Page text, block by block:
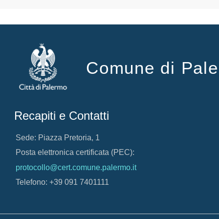
Comune di
Recapiti e Contatti
Sede: Piazza Pretoria, 1
Posta elettronica certificata (PEC):
protocollo@cert.comune.palermo.it
Telefono: +39 091 7401111